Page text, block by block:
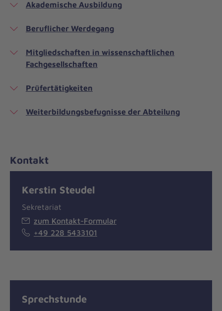
Akademische Ausbildung
Beruflicher Werdegang
Mitgliedschaften in wissenschaftlichen
Fachgesellschaften
Prüfertätigkeiten
Weiterbildungsbefugnisse der Abteilung
Kontakt
Kerstin Steudel
Sekretariat
zum Kontakt-Formular
+49 228 5433101
Sprechstunde